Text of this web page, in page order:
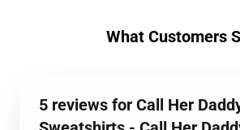
What Customers
5 reviews for Call Her